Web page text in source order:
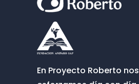
En Proyecto Roberto nos